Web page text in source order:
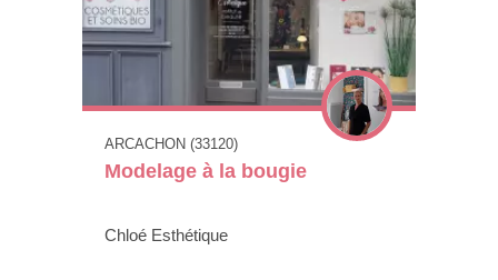
ARCACHON (33120)
Modelage à la bougie
Chloé Esthétique